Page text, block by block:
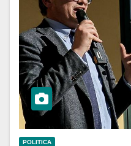
POLITICA